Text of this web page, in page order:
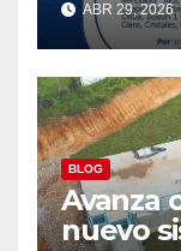
ABR 29, 2026
BLOG
Avanza
nuevo